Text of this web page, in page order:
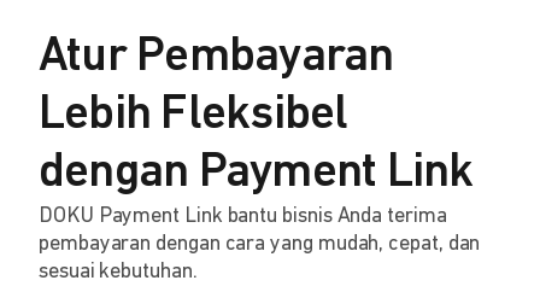
Atur Pembayaran
Lebih Fleksibel
dengan Payment Link
DOKU Payment Link bantu bisnis Anda terima
pembayaran dengan cara yang mudah, cepat, dan
sesuai kebutuhan.